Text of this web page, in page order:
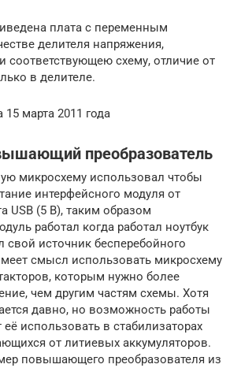
плата с переменным
делителя напряжения,
соответствующею схему, отличие от
в делителе.
марта 2011 года
преобразователь
микросхему использовал чтобы
интерфейсного модуля от
USB (5 В), таким образом
работал когда работал ноутбук
источник бесперебойного
смысл использовать микросхему
которым нужно более
чем другим частям схемы. Хотя
давно, но возможность работы
использовать в стабилизаторах
от литиевых аккумуляторов.
повышающего преобразователя из